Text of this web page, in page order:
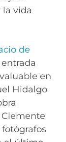
la vida
de
en
Hidalgo
fotógrafos